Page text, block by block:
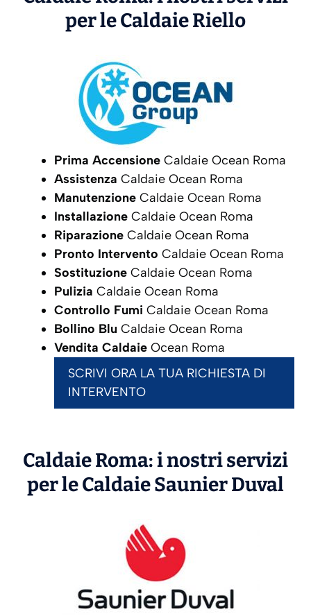
per le CaldaieRiello
Prima Accensione Caldaie Ocean Roma
Assistenza Caldaie Ocean Roma
Manutenzione Caldaie Ocean Roma
Installazione Caldaie Ocean Roma
Riparazione Caldaie Ocean Roma
Pronto Intervento Caldaie Ocean Roma
Sostituzione Caldaie Ocean Roma
Pulizia Caldaie Ocean Roma
Controllo Fumi Caldaie Ocean Roma
Bollino Blu Caldaie Ocean Roma
Vendita Caldaie Ocean Roma
SCRIVI ORA LA TUA RICHIESTA DI
INTERVENTO
Caldaie Roma: i nostri servizi
per le CaldaieSaunier Duval